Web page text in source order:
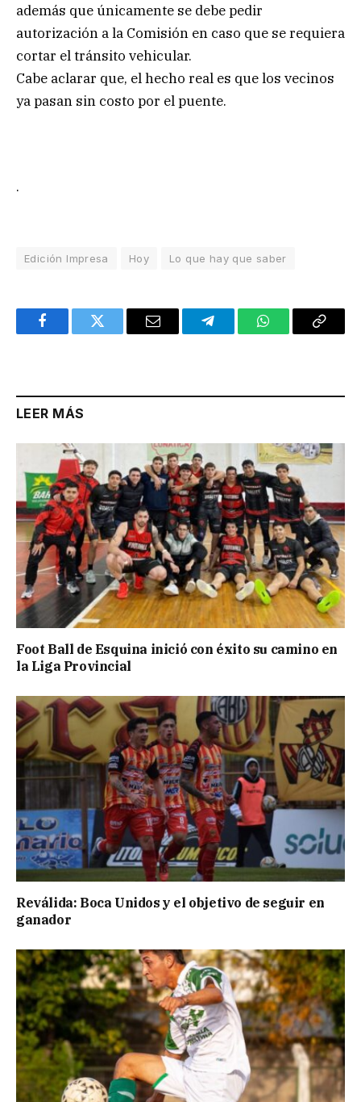
además que únicamente se debe pedir
autorización a la Comisión en caso que se requiera
cortar el tránsito vehicular.
Cabe aclarar que, el hecho real es que los vecinos
ya pasan sin costo por el puente.
.
Edición Impresa Hoy Lo que hay que saber
FacebookTwitter Email TelegramWhatsAppCopy
LEER MÁS
Foot Ball de Esquina inició con éxito su camino en
la Liga Provincial
Reválida: Boca Unidos y el objetivo de seguir en
ganador